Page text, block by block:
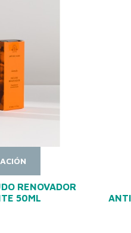
RENOVADOR
50ML